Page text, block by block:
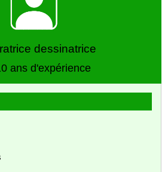
dessinatrice
ans d'expérience